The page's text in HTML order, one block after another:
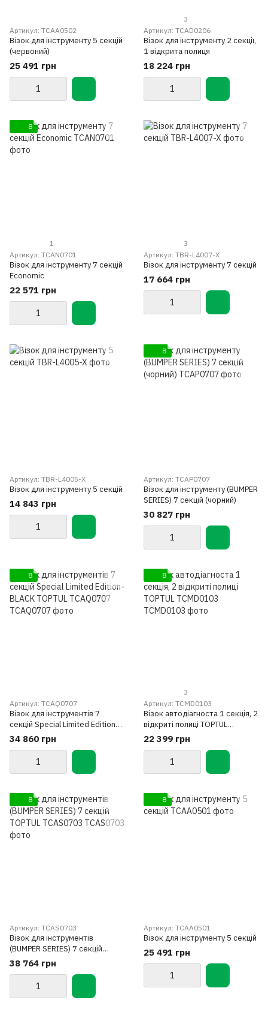
Артикул: TCAA0502
Візок для інструменту 5 секцій
(червоний)
25 491 грн
3
Артикул: TCAD0206
Візок для інструменту 2 секції,
1 відкрита полиця
18 224 грн
8
1
Артикул: TCAN0701
Візок для інструменту 7 секцій
Economic
22 571 грн
3
Артикул: TBR-L4007-X
Візок для інструменту 7 секцій
17 664 грн
Артикул: TBR-L4005-X
Візок для інструменту 5 секцій
14 843 грн
8
Артикул: TCAP0707
Візок для інструменту (BUMPER
SERIES) 7 секцій (чорний)
30 827 грн
8
Артикул: TCAQ0707
Візок для інструментів 7
секцій Special Limited Edition-
BLACK TOPTUL TCAQ0707
34 860 грн
8
3
Артикул: TCMD0103
Візок автодіагноста 1 секція, 2
відкриті полиці TOPTUL
TCMD0103
22 399 грн
8
Артикул: TCAS0703
Візок для інструментів
(BUMPER SERIES) 7 секцій
TOPTUL TCAS0703
38 764 грн
8
Артикул: TCAA0501
Візок для інструменту 5 секцій
25 491 грн